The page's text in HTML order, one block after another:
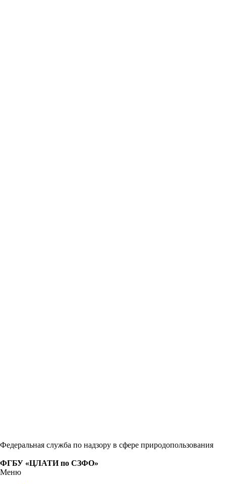
Федеральная служба по надзору в сфере природопользования
ФГБУ «ЦЛАТИ по СЗФО»
Меню